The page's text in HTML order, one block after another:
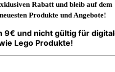
Rabatt und bleib auf dem
Produkte und Angebote!
9€ und nicht gültig für
Lego Produkte!